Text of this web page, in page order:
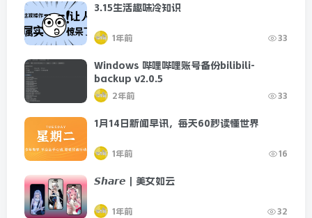
3.15生活趣味冷知识
1年前 33
Windows 哔哩哔哩账号备份bilibili-
backup v2.0.5
2年前 33
1月14日新闻早讯，每天60秒读懂世界
1年前 16
𝙎𝙝𝙖𝙧𝙚｜美女如云
1年前 32